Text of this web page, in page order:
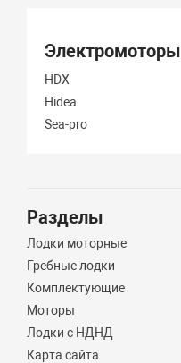
Электромоторы
HDX
Hidea
Sea-pro
Разделы
Лодки моторные
Гребные лодки
Комплектующие
Моторы
Лодки с НДНД
Карта сайта